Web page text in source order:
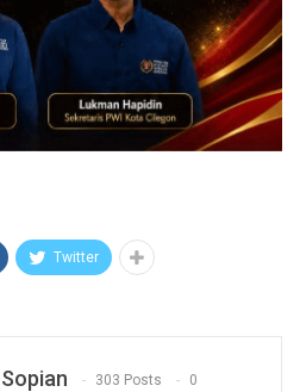
Twitter
303 Posts 0